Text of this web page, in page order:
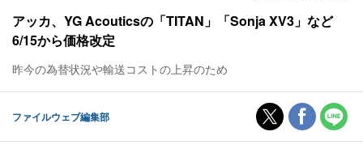
アッカ、YG Acouticsの「TITAN」「Sonja XV3」など
6/15から価格改定
昨今の為替状況や輸送コストの上昇のため
ファイルウェブ編集部